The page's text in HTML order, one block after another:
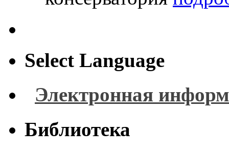
Select Language
Электронная
Библиотека